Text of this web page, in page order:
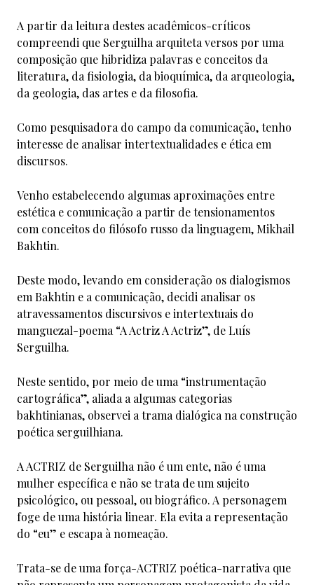
A partir da leitura destes acadêmicos-críticos
compreendi que Serguilha arquiteta versos por uma
composição que hibridiza palavras e conceitos da
literatura, da fisiologia, da bioquímica, da arqueologia,
da geologia, das artes e da filosofia.
Como pesquisadora do campo da comunicação, tenho
interesse de analisar intertextualidades e ética em
discursos.
Venho estabelecendo algumas aproximações entre
estética e comunicação a partir de tensionamentos
com conceitos do filósofo russo da linguagem, Mikhail
Bakhtin.
Deste modo, levando em consideração os dialogismos
em Bakhtin e a comunicação, decidi analisar os
atravessamentos discursivos e intertextuais do
manguezal-poema “A Actriz A Actriz”, de Luís
Serguilha.
Neste sentido, por meio de uma “instrumentação
cartográfica”, aliada a algumas categorias
bakhtinianas, observei a trama dialógica na construção
poética serguilhiana.
A ACTRIZ de Serguilha não é um ente, não é uma
mulher específica e não se trata de um sujeito
psicológico, ou pessoal, ou biográfico. A personagem
foge de uma história linear. Ela evita a representação
do “eu” e escapa à nomeação.
Trata-se de uma força-ACTRIZ poética-narrativa que